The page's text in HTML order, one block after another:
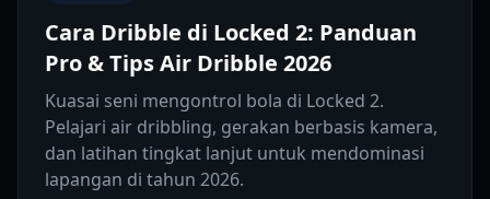
Cara Dribble di Locked 2: Panduan
Pro & Tips Air Dribble 2026
Kuasai seni mengontrol bola di Locked 2.
Pelajari air dribbling, gerakan berbasis kamera,
dan latihan tingkat lanjut untuk mendominasi
lapangan di tahun 2026.